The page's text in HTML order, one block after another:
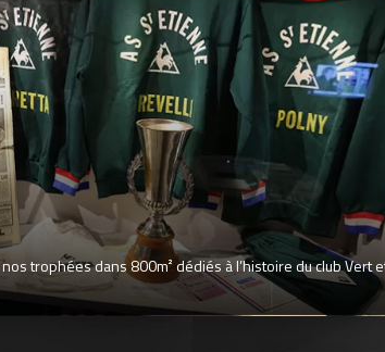
trophées dans 800m² dédiés à l’histoire du club Vert